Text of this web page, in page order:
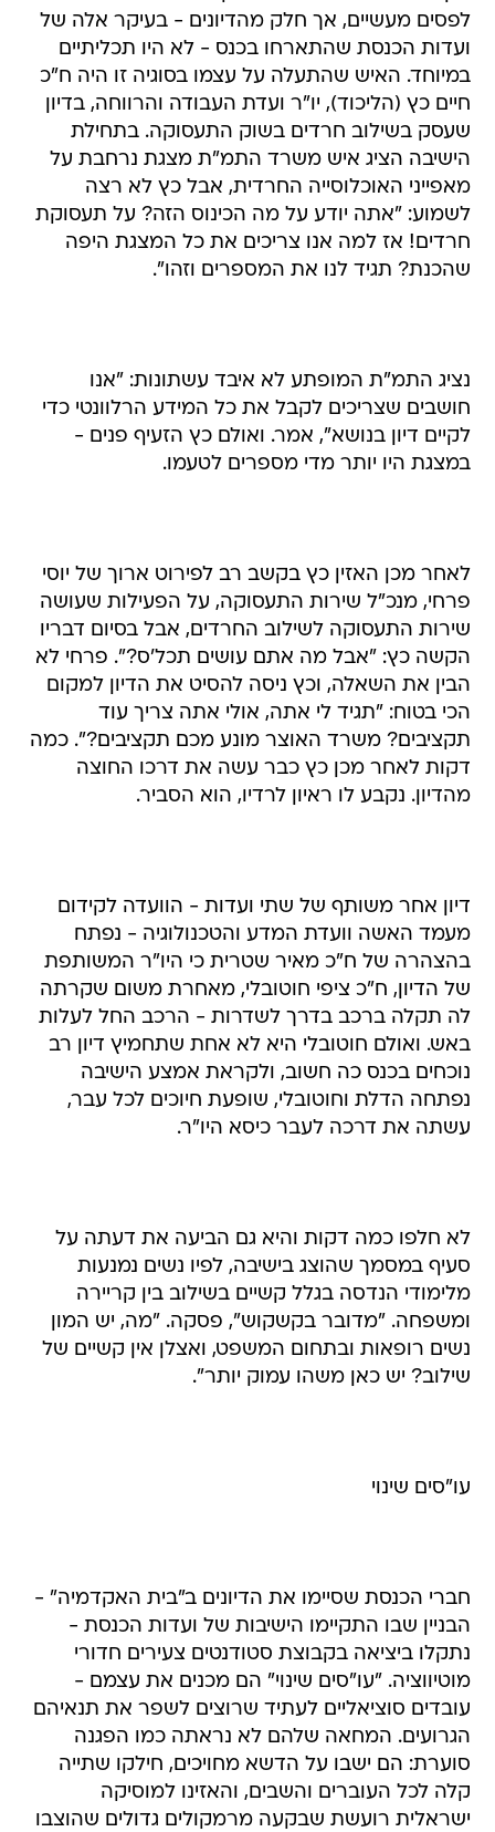
לפסים מעשיים, אך חלק מהדיונים - בעיקר אלה של
ועדות הכנסת שהתארחו בכנס - לא היו תכליתיים
במיוחד. האיש שהתעלה על עצמו בסוגיה זו היה ח"כ
חיים כץ (הליכוד), יו"ר ועדת העבודה והרווחה, בדיון
שעסק בשילוב חרדים בשוק התעסוקה. בתחילת
הישיבה הציג איש משרד התמ"ת מצגת נרחבת על
מאפייני האוכלוסייה החרדית, אבל כץ לא רצה
לשמוע: "אתה יודע על מה הכינוס הזה? על תעסוקת
חרדים! אז למה אנו צריכים את כל המצגת היפה
שהכנת? תגיד לנו את המספרים וזהו".
נציג התמ"ת המופתע לא איבד עשתונות: "אנו
חושבים שצריכים לקבל את כל המידע הרלוונטי כדי
לקיים דיון בנושא", אמר. ואולם כץ הזעיף פנים -
במצגת היו יותר מדי מספרים לטעמו.
לאחר מכן האזין כץ בקשב רב לפירוט ארוך של יוסי
פרחי, מנכ"ל שירות התעסוקה, על הפעילות שעושה
שירות התעסוקה לשילוב החרדים, אבל בסיום דבריו
הקשה כץ: "אבל מה אתם עושים תכל'ס?". פרחי לא
הבין את השאלה, וכץ ניסה להסיט את הדיון למקום
הכי בטוח: "תגיד לי אתה, אולי אתה צריך עוד
תקציבים? משרד האוצר מונע מכם תקציבים?". כמה
דקות לאחר מכן כץ כבר עשה את דרכו החוצה
מהדיון. נקבע לו ראיון לרדיו, הוא הסביר.
דיון אחר משותף של שתי ועדות - הוועדה לקידום
מעמד האשה וועדת המדע והטכנולוגיה - נפתח
בהצהרה של ח"כ מאיר שטרית כי היו"ר המשותפת
של הדיון, ח"כ ציפי חוטובלי, מאחרת משום שקרתה
לה תקלה ברכב בדרך לשדרות - הרכב החל לעלות
באש. ואולם חוטובלי היא לא אחת שתחמיץ דיון רב
נוכחים בכנס כה חשוב, ולקראת אמצע הישיבה
נפתחה הדלת וחוטובלי, שופעת חיוכים לכל עבר,
עשתה את דרכה לעבר כיסא היו"ר.
לא חלפו כמה דקות והיא גם הביעה את דעתה על
סעיף במסמך שהוצג בישיבה, לפיו נשים נמנעות
מלימודי הנדסה בגלל קשיים בשילוב בין קריירה
ומשפחה. "מדובר בקשקוש", פסקה. "מה, יש המון
נשים רופאות ובתחום המשפט, ואצלן אין קשיים של
שילוב? יש כאן משהו עמוק יותר".
עו"סים שינוי
חברי הכנסת שסיימו את הדיונים ב"בית האקדמיה" -
הבניין שבו התקיימו הישיבות של ועדות הכנסת -
נתקלו ביציאה בקבוצת סטודנטים צעירים חדורי
מוטיווציה. "עו"סים שינוי" הם מכנים את עצמם -
עובדים סוציאליים לעתיד שרוצים לשפר את תנאיהם
הגרועים. המחאה שלהם לא נראתה כמו הפגנה
סוערת: הם ישבו על הדשא מחויכים, חילקו שתייה
קלה לכל העוברים והשבים, והאזינו למוסיקה
ישראלית רועשת שבקעה מרמקולים גדולים שהוצבו